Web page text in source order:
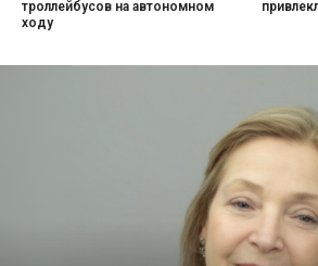
троллейбусов на автономном
ходу